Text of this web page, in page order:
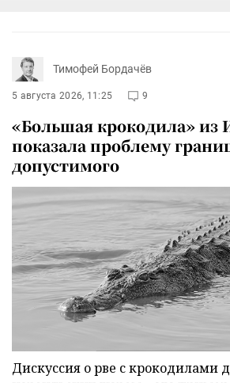
Тимофей Бордачёв
5 августа 2026, 11:25 9
«Большая крокодила» из
показала проблему
допустимого
Дискуссия о рве с крокодилами